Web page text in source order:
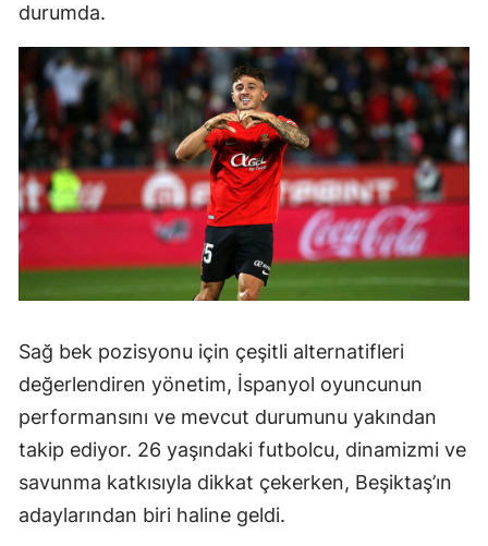
durumda.
Sağ bek pozisyonu için çeşitli alternatifleri
değerlendiren yönetim, İspanyol oyuncunun
performansını ve mevcut durumunu yakından
takip ediyor. 26 yaşındaki futbolcu, dinamizmi ve
savunma katkısıyla dikkat çekerken, Beşiktaş’ın
adaylarından biri haline geldi.